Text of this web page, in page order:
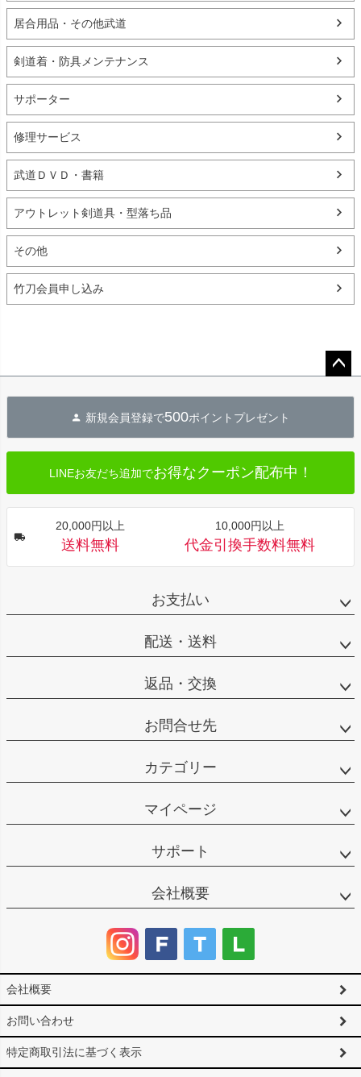
居合用品・その他武道
剣道着・防具メンテナンス
サポーター
修理サービス
武道ＤＶＤ・書籍
アウトレット剣道具・型落ち品
その他
竹刀会員申し込み
へ
新規会員登録で500ポイントプレゼント
LINEお友だち追加でお得なクーポン配布中！
20,000円以上
送料無料
10,000円以上
代金引換手数料無料
お支払い
配送・送料
返品・交換
お問合せ先
カテゴリー
マイページ
サポート
会社概要
会社概要
お問い合わせ
特定商取引法に基づく表示